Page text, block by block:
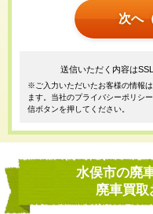
次へ
送信いただく内容は
※ご入力いただいたお客様の情報
ます。当社のプライバシーポリシ
信ボタンを押してください。
水俣市の廃
廃車買